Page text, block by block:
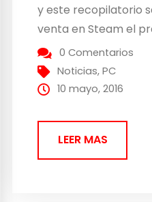
y este recopilatorio
venta en Steam el
Esta entrega llega a
que se pudieron
sacaron el...
0 Comentarios
Noticias,PC
10 mayo, 2016
LEER MAS